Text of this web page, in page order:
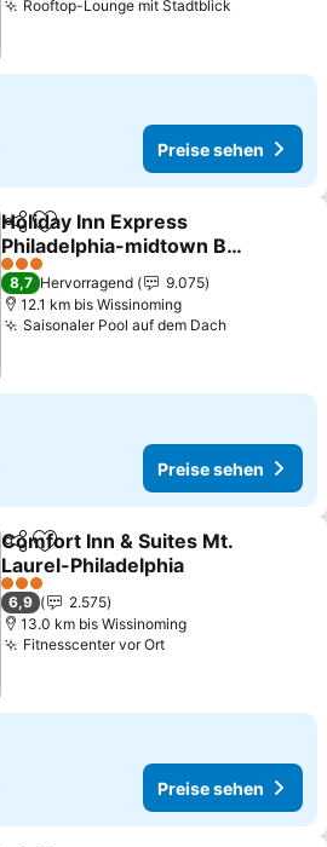
Rooftop-Lounge mit Stadtblick
Preise sehen
TeilenZu Favoriten hinzufügen
Holiday Inn Express
Philadelphia-midtown By
Ihg
3 Sterne
8,7 Hervorragend
9.075
12.1 km bis Wissinoming
Saisonaler Pool auf dem Dach
Preise sehen
TeilenZu Favoriten hinzufügen
Comfort Inn & Suites Mt.
Laurel-Philadelphia
3 Sterne
6,9
2.575
13.0 km bis Wissinoming
Fitnesscenter vor Ort
Preise sehen